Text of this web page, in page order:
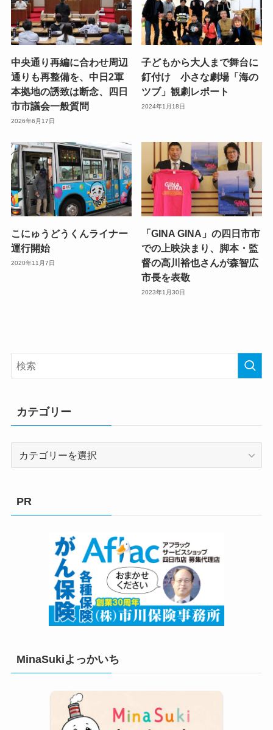
中央通り再編に合わせ周辺
通りも再整備を、中日2軍
本拠地の誘致は断念、四日
市市議会一般質問
2026年6月17日
子どもから大人まで舞台に
釘付け 小さな劇場「海の
ツブ」観劇レポート
2024年1月18日
こにゅうどうくんライナー
運行開始
2020年11月7日
「GINA GINA」の四日市市
での上映決まり、脚本・監
督の高川裕也さんが森智広
市長を表敬
2023年1月30日
カテゴリー
PR
MinaSukiよっかいち